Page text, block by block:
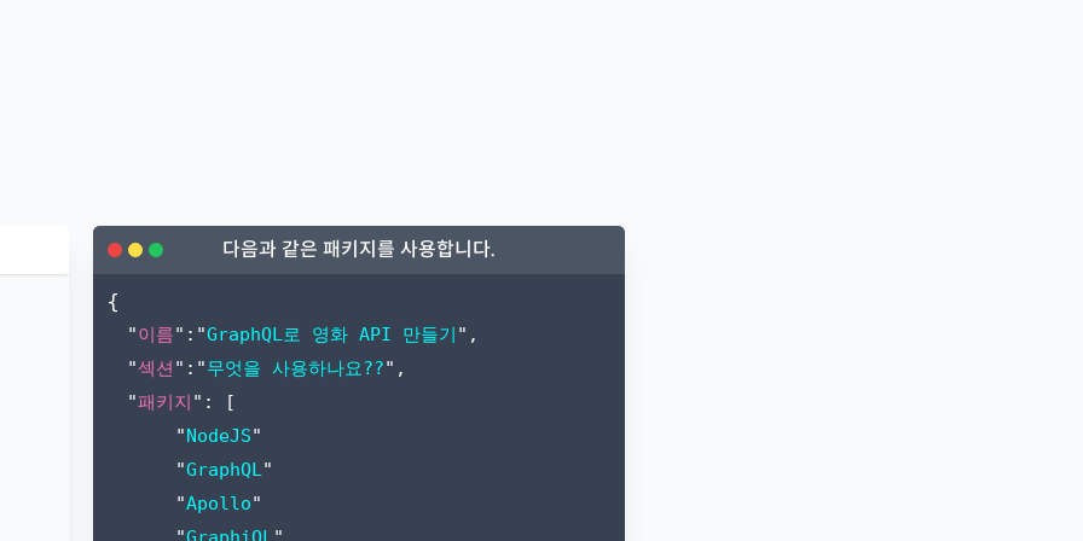
다음과 같은 패키지를 사용합니다.
{
"이름":"GraphQL로 영화 API 만들기 ",
"섹션 ":"무엇을 사용하나요??",
"패키지 ": [
"NodeJS"
"GraphQL "
"Apollo"
"GraphiQL "